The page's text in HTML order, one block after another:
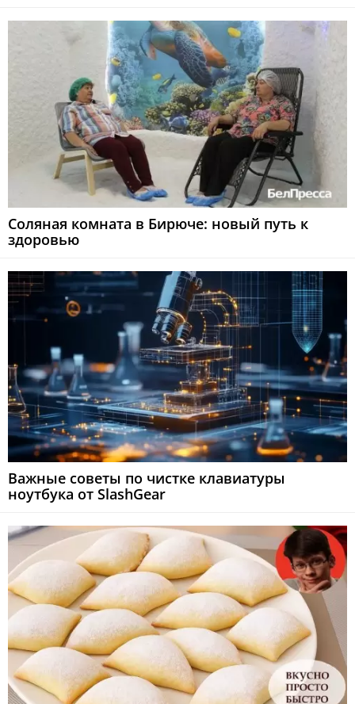
Соляная комната в Бирюче: новый путь к
здоровью
Важные советы по чистке клавиатуры
ноутбука от SlashGear